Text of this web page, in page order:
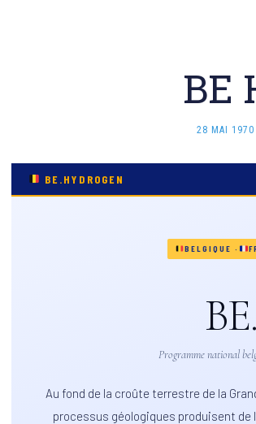
BE
28 MAI 1970
BE.HYDROGEN
BELGIQUE ·
Programme national
Au fond de la croûte terrestre de la
processus géologiques produisent de